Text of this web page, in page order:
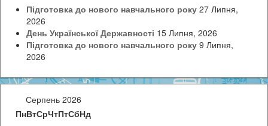
Підготовка до нового навчального року 27 Липня,
2026
День Української Державності 15 Липня, 2026
Підготовка до нового навчального року 9 Липня,
2026
Серпень 2026
ПнВтСрЧтПтСбНд